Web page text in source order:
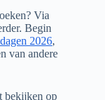
Via
Begin
2026,
van andere
bekijken op